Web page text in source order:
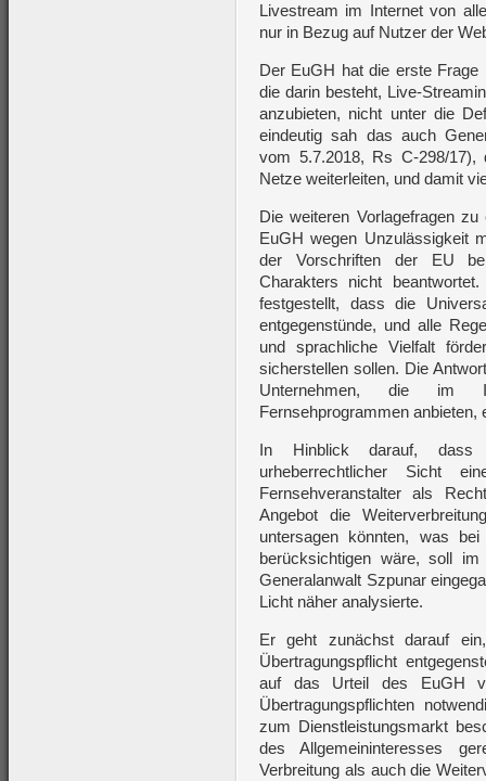
Livestream im Internet von
nur in Bezug auf Nutzer der
Der EuGH hat die erste
die darin besteht, Live-
anzubieten, nicht unter die
eindeutig sah das auch
vom 5.7.2018, Rs C-298/17),
Netze weiterleiten, und damit
Die weiteren Vorlagefragen
EuGH wegen Unzulässigkeit
der Vorschriften der EU
Charakters nicht
festgestellt, dass die
entgegenstünde, und alle
und sprachliche Vielfalt
sicherstellen sollen. Die
Unternehmen, die im
Fernsehprogrammen anbieten,
In Hinblick darauf, dass
urheberrechtlicher Sicht
Fernsehveranstalter als
Angebot die
untersagen könnten, was
berücksichtigen wäre, soll
Generalanwalt Szpunar
Licht näher analysierte.
Er geht zunächst darauf
Übertragungspflicht
auf das Urteil des EuGH
Übertragungspflichten
zum Dienstleistungsmarkt
des Allgemeininteresses
Verbreitung als auch die